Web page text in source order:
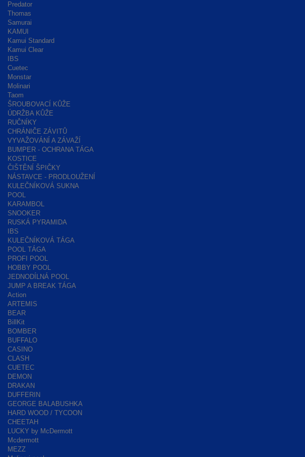
Predator
Thomas
Samurai
KAMUI
Kamui Standard
Kamui Clear
IBS
Cuetec
Monstar
Molinari
Taom
ŠROUBOVACÍ KŮŽE
ÚDRŽBA KŮŽE
RUČNÍKY
CHRÁNIČE ZÁVITŮ
VYVAŽOVÁNÍ A ZÁVAŽÍ
BUMPER - OCHRANA TÁGA
KOSTICE
ČIŠTĚNÍ ŠPIČKY
NÁSTAVCE - PRODLOUŽENÍ
KULEČNÍKOVÁ SUKNA
POOL
KARAMBOL
SNOOKER
RUSKÁ PYRAMIDA
IBS
KULEČNÍKOVÁ TÁGA
POOL TÁGA
PROFI POOL
HOBBY POOL
JEDNODÍLNÁ POOL
JUMP A BREAK TÁGA
Action
ARTEMIS
BEAR
BillKit
BOMBER
BUFFALO
CASINO
CLASH
CUETEC
DEMON
DRAKAN
DUFFERIN
GEORGE BALABUSHKA
HARD WOOD / TYCOON
CHEETAH
LUCKY by McDermott
Mcdermott
MEZZ